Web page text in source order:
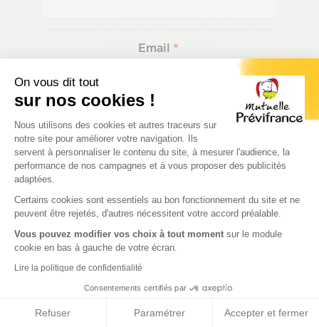
On vous dit tout
sur nos cookies !
Plateforme de Gestion du
Nous utilisons des cookies et autres traceurs sur
notre site pour améliorer votre navigation. Ils
servent à personnaliser le contenu du site, à mesurer l'audience, la
performance de nos campagnes et à vous proposer des publicités
adaptées.
Certains cookies sont essentiels au bon fonctionnement du site et ne
peuvent être rejetés, d'autres nécessitent votre accord préalable.
Vous pouvez modifier vos choix à tout moment sur le module
cookie en bas à gauche de votre écran.
Lire la politique de confidentialité
Consentements certifiés par
Refuser Paramétrer Accepter et fermer
Email
Téléphone portable professionnel
Téléphone fixe professionnel
VOS DISPONIBILITÉS
Vous souhaitez être contacté par un